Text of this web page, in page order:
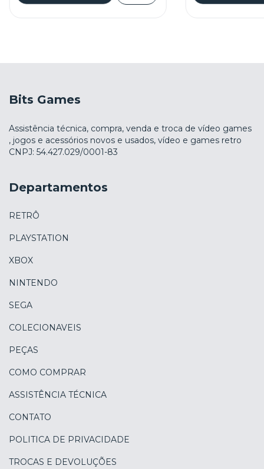
Bits Games
Assistência técnica, compra, venda e troca de vídeo games
, jogos e acessórios novos e usados, vídeo e games retro
CNPJ: 54.427.029/0001-83
Departamentos
RETRÔ
PLAYSTATION
XBOX
NINTENDO
SEGA
COLECIONAVEIS
PEÇAS
COMO COMPRAR
ASSISTÊNCIA TÉCNICA
CONTATO
POLITICA DE PRIVACIDADE
TROCAS E DEVOLUÇÕES